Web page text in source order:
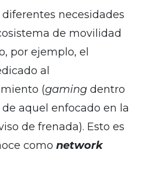
necesidades
de movilidad
por ejemplo, el
al
(gaming dentro
aquel enfocado en la
de frenada). Esto es
como network